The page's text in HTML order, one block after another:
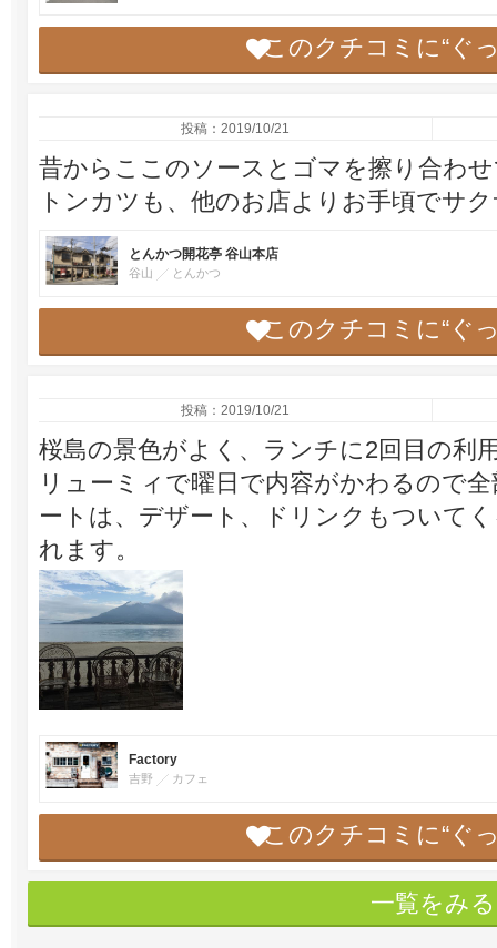
このクチコミに“ぐ
投稿：2019/10/21
昔からここのソースとゴマを擦り合わ
トンカツも、他のお店よりお手頃でサ
とんかつ開花亭 谷山本店
谷山 とんかつ
このクチコミに“ぐ
投稿：2019/10/21
桜島の景色がよく、ランチに2回目の利
リューミィで曜日で内容がかわるので
ートは、デザート、ドリンクもついて
れます。
Factory
吉野 カフェ
このクチコミに“ぐ
一覧をみる